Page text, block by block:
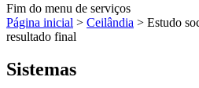
Fim do menu de serviços
Página inicial > Ceilândia > Estudo
resultado final
Sistemas